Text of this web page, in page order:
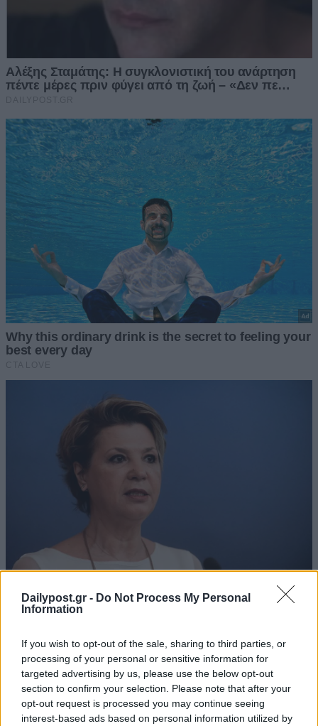
Dailypost.gr - Do Not Process My Personal
Information
If you wish to opt-out of the sale, sharing to third parties, or
processing of your personal or sensitive information for
targeted advertising by us, please use the below opt-out
section to confirm your selection. Please note that after your
opt-out request is processed you may continue seeing
interest-based ads based on personal information utilized by